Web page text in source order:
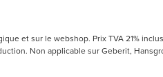
et sur le webshop. Prix TVA 21%
Non applicable sur Geberit,